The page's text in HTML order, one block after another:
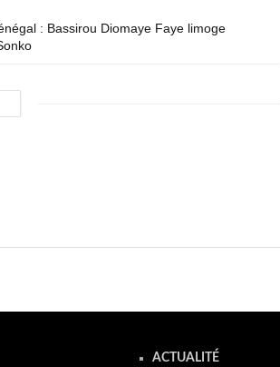
: Bassirou Diomaye Faye limoge
ACTUALITÉ